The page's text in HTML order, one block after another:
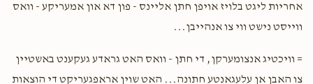
אחריות ליגט בלויז אויפן חתן אליינס - פון דא און אמעריקע - וואס
ווייסט נישט ווי צו אנהייבן...
= וויכטיג אנצומערקן, די חתן - וואס האט גראדע געקענט באשטיין
צו האבן אן עלעגאנטע חתונה... האט שוין אראפגעריקט די הוצאות